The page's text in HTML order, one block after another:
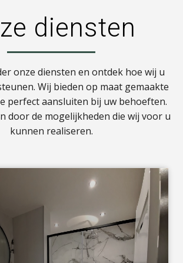
diensten
onze diensten en ontdek hoe wij u
Wij bieden op maat gemaakte
perfect aansluiten bij uw behoeften.
door de mogelijkheden die wij voor u
kunnen realiseren.